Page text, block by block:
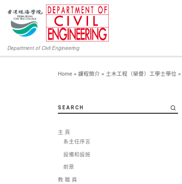
Department of Civil Engineering
Home » 課程簡介 » 土木工程（榮譽）工學士學位 »
SEARCH
主 頁
系主任序言
設備和設施
前景
教 職 員